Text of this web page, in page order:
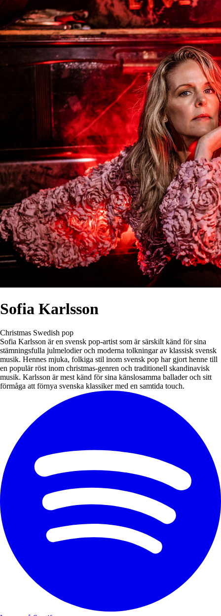
Sofia Karlsson
Christmas Swedish pop
Sofia Karlsson är en svensk pop-artist som är särskilt känd för sina
stämningsfulla julmelodier och moderna tolkningar av klassisk svensk
musik. Hennes mjuka, folkiga stil inom svensk pop har gjort henne till
en populär röst inom christmas-genren och traditionell skandinavisk
musik. Karlsson är mest känd för sina känslosamma ballader och sitt
förmåga att förnya svenska klassiker med en samtida touch.